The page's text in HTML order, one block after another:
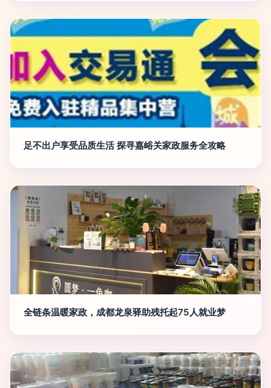
足不出户享受品质生活 探寻嘉峪关家政服务全攻略
全链条温暖家政，成都龙泉驿助残托起75人就业梦